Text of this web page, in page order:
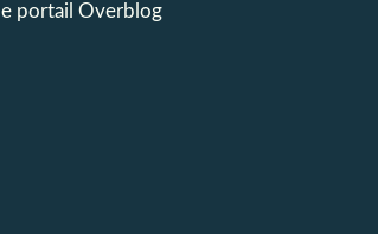
le portail Overblog